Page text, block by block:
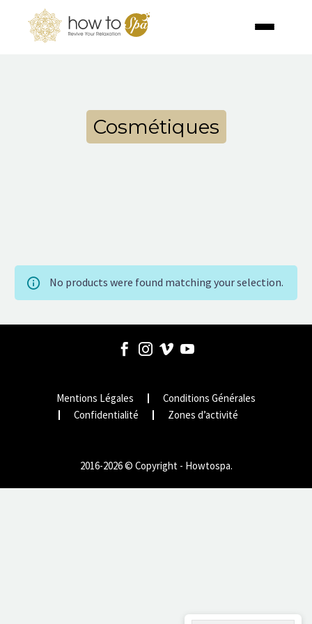
Cosmétiques
No products were found matching your selection.
Mentions Légales
Conditions Générales
Confidentialité
Zones d’activité
2016-2026 © Copyright - Howtospa.